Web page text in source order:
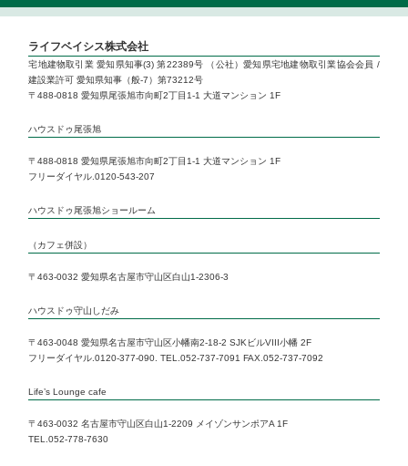
Life’s 1Day Reform
いい部屋ネット 小幡店
ライフベイシス株式会社
宅地建物取引業 愛知県知事(3) 第22389号 （公社）愛知県宅地建物取引業協会会員 /
建設業許可 愛知県知事（般-7）第73212号
〒488-0818 愛知県尾張旭市向町2丁目1-1 大道マンション 1F
ハウスドゥ尾張旭
〒488-0818 愛知県尾張旭市向町2丁目1-1 大道マンション 1F
フリーダイヤル.0120-543-207
ハウスドゥ尾張旭ショールーム
（カフェ併設）
〒463-0032 愛知県名古屋市守山区白山1-2306-3
ハウスドゥ守山しだみ
〒463-0048 愛知県名古屋市守山区小幡南2-18-2 SJKビルVIII小幡 2F
フリーダイヤル.0120-377-090. TEL.052-737-7091 FAX.052-737-7092
Life’s Lounge cafe
〒463-0032 名古屋市守山区白山1-2209 メイゾンサンポアA 1F
TEL.052-778-7630